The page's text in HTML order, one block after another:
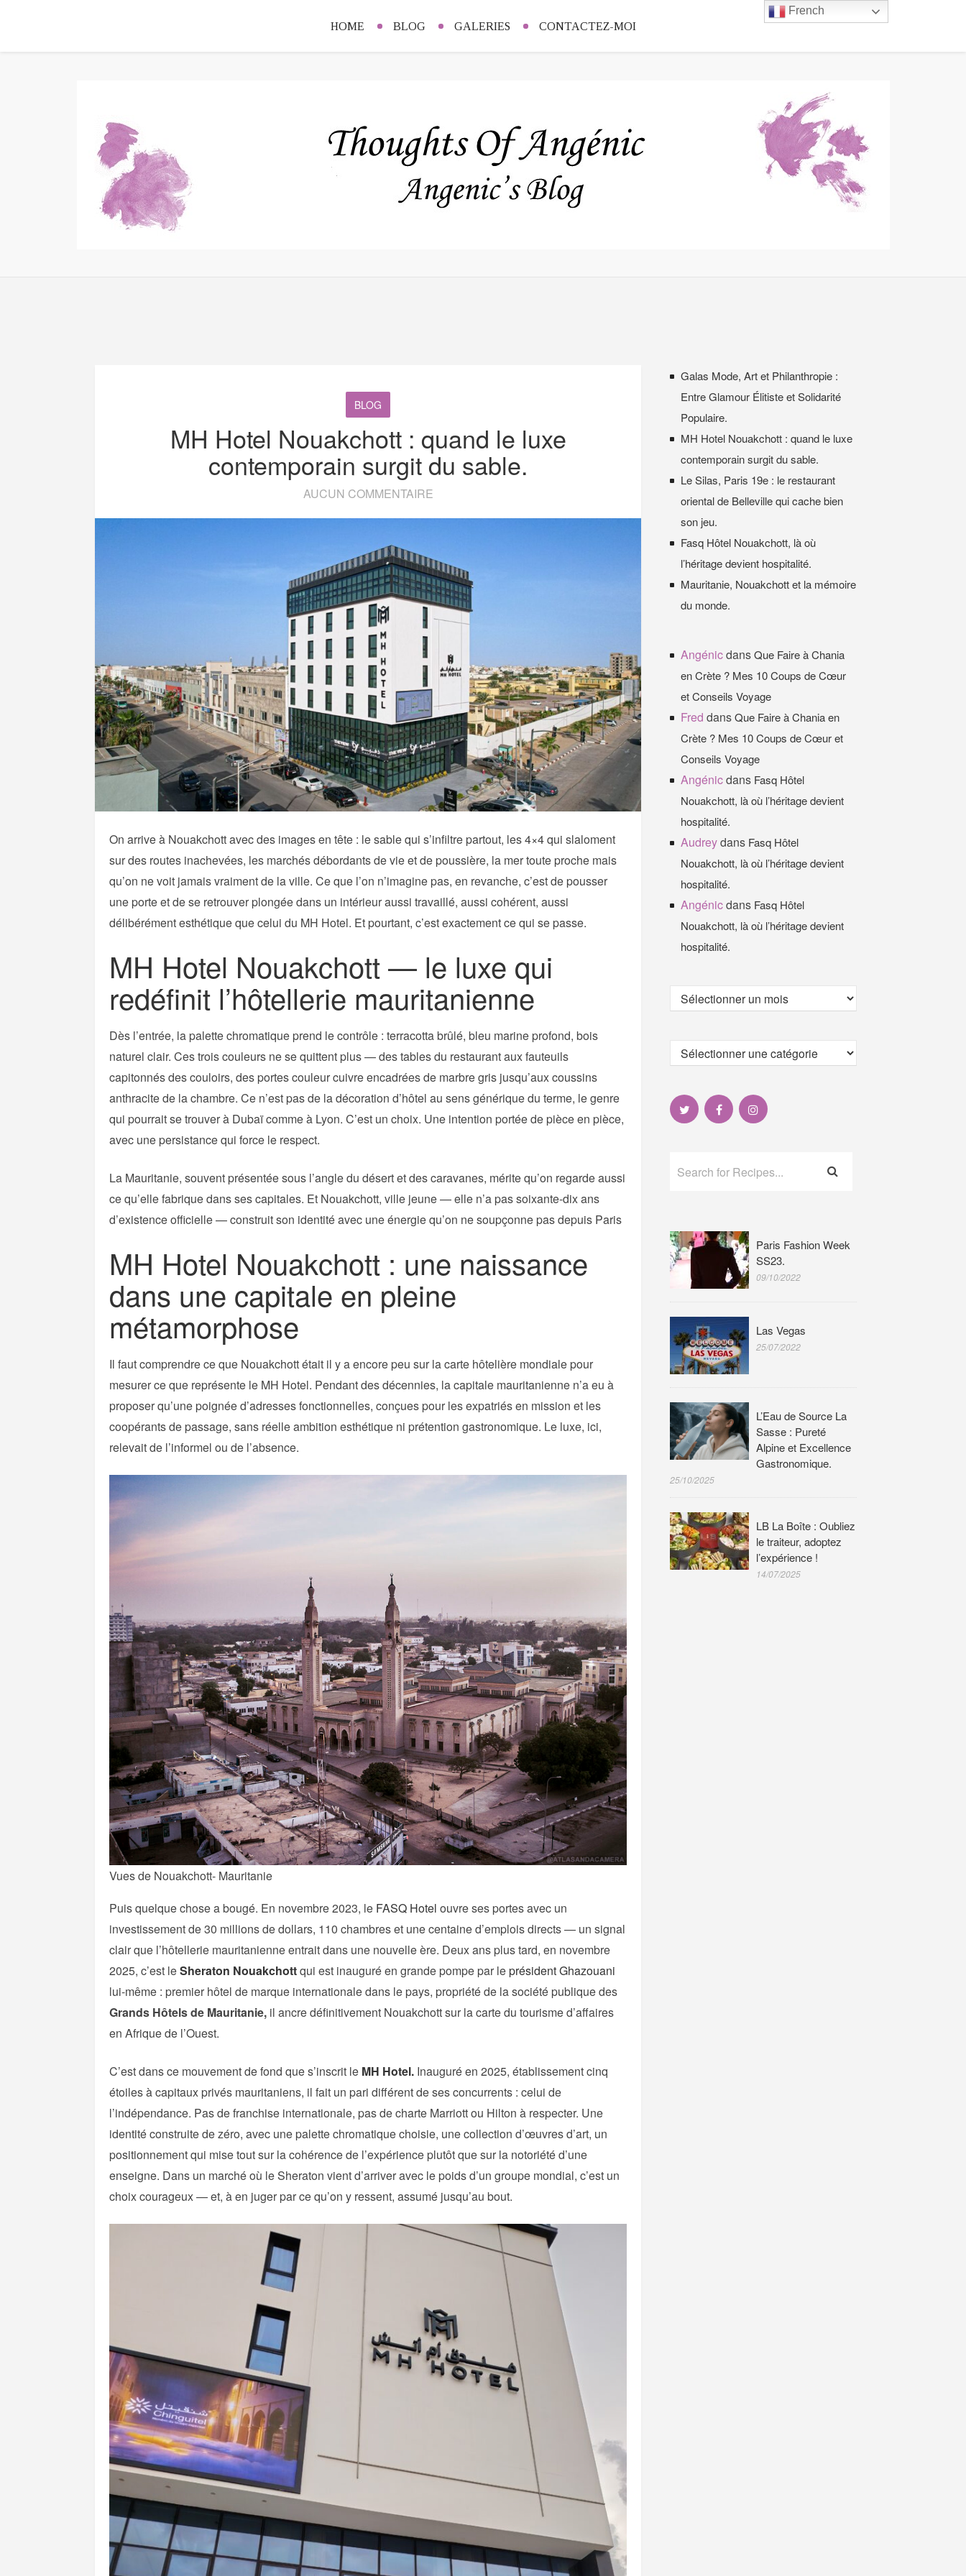
HOME BLOG GALERIES CONTACTEZ-MOI
BLOG
MH Hotel Nouakchott : quand le luxe
contemporain surgit du sable.
AUCUN COMMENTAIRE
On arrive à Nouakchott avec des images en tête : le sable qui s’infiltre partout, les 4×4 qui slaloment
sur des routes inachevées, les marchés débordants de vie et de poussière, la mer toute proche mais
qu’on ne voit jamais vraiment de la ville. Ce que l’on n’imagine pas, en revanche, c’est de pousser
une porte et de se retrouver plongée dans un intérieur aussi travaillé, aussi cohérent, aussi
délibérément esthétique que celui du MH Hotel. Et pourtant, c’est exactement ce qui se passe.
MH Hotel Nouakchott — le luxe qui
redéfinit l’hôtellerie mauritanienne
Dès l’entrée, la palette chromatique prend le contrôle : terracotta brûlé, bleu marine profond, bois
naturel clair. Ces trois couleurs ne se quittent plus — des tables du restaurant aux fauteuils
capitonnés des couloirs, des portes couleur cuivre encadrées de marbre gris jusqu’aux coussins
anthracite de la chambre. Ce n’est pas de la décoration d’hôtel au sens générique du terme, le genre
qui pourrait se trouver à Dubaï comme à Lyon. C’est un choix. Une intention portée de pièce en pièce,
avec une persistance qui force le respect.
La Mauritanie, souvent présentée sous l’angle du désert et des caravanes, mérite qu’on regarde aussi
ce qu’elle fabrique dans ses capitales. Et Nouakchott, ville jeune — elle n’a pas soixante-dix ans
d’existence officielle — construit son identité avec une énergie qu’on ne soupçonne pas depuis Paris
MH Hotel Nouakchott : une naissance
dans une capitale en pleine
métamorphose
Il faut comprendre ce que Nouakchott était il y a encore peu sur la carte hôtelière mondiale pour
mesurer ce que représente le MH Hotel. Pendant des décennies, la capitale mauritanienne n’a eu à
proposer qu’une poignée d’adresses fonctionnelles, conçues pour les expatriés en mission et les
coopérants de passage, sans réelle ambition esthétique ni prétention gastronomique. Le luxe, ici,
relevait de l’informel ou de l’absence.
Vues de Nouakchott- Mauritanie
Puis quelque chose a bougé. En novembre 2023, le FASQ Hotel ouvre ses portes avec un
investissement de 30 millions de dollars, 110 chambres et une centaine d’emplois directs — un signal
clair que l’hôtellerie mauritanienne entrait dans une nouvelle ère. Deux ans plus tard, en novembre
2025, c’est leSheraton Nouakchottqui est inauguré en grande pompe par leprésident Ghazouani
lui-même : premier hôtel de marque internationale dans le pays, propriété de la société publique des
Grands Hôtels de Mauritanie, il ancre définitivement Nouakchott sur la carte du tourisme d’affaires
en Afrique de l’Ouest.
C’est dans ce mouvement de fond que s’inscrit le MH Hotel. Inauguré en 2025, établissement cinq
étoiles à capitaux privés mauritaniens, il fait un pari différent de ses concurrents : celui de
l’indépendance. Pas de franchise internationale, pas de charte Marriott ou Hilton à respecter. Une
identité construite de zéro, avec une palette chromatique choisie, une collection d’œuvres d’art, un
positionnement qui mise tout sur la cohérence de l’expérience plutôt que sur la notoriété d’une
enseigne. Dans un marché où le Sheraton vient d’arriver avec le poids d’un groupe mondial, c’est un
choix courageux — et, à en juger par ce qu’on y ressent, assumé jusqu’au bout.
Galas Mode, Art et Philanthropie :
Entre Glamour Élitiste et Solidarité
Populaire.
MH Hotel Nouakchott : quand le luxe
contemporain surgit du sable.
Le Silas, Paris 19e : le restaurant
oriental de Belleville qui cache bien
son jeu.
Fasq Hôtel Nouakchott, là où
l’héritage devient hospitalité.
Mauritanie, Nouakchott et la mémoire
du monde.
AngénicdansQue Faire à Chania
en Crète ? Mes 10 Coups de Cœur
et Conseils Voyage
Fred dansQue Faire à Chania en
Crète ? Mes 10 Coups de Cœur et
Conseils Voyage
Angénicdans Fasq Hôtel
Nouakchott, là où l’héritage devient
hospitalité.
Audreydans Fasq Hôtel
Nouakchott, là où l’héritage devient
hospitalité.
Angénicdans Fasq Hôtel
Nouakchott, là où l’héritage devient
hospitalité.
Paris Fashion Week
SS23.
09/10/2022
Las Vegas
25/07/2022
L’Eau de Source La
Sasse : Pureté
Alpine et Excellence
Gastronomique.
25/10/2025
LB La Boîte : Oubliez
le traiteur, adoptez
l’expérience !
14/07/2025
French